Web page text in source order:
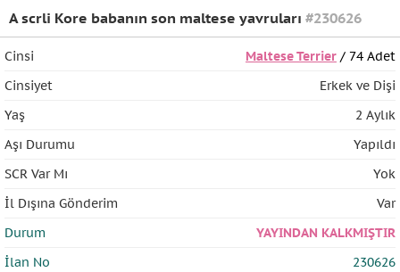
A scrli Kore babanın son maltese yavruları #230626
Cinsi Maltese Terrier/ 74 Adet
Cinsiyet
Erkek ve Dişi
Yaş
2 Aylık
Aşı Durumu
Yapıldı
SCR Var Mı
Yok
İl Dışına Gönderim
Var
Durum
YAYINDAN KALKMIŞTIR
İlan No
230626